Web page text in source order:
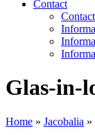
Contact
Contact
Glas-in-
Home » Jacobalia »